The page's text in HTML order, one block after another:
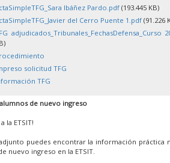
Ibáñez Pardo.pdf (193.445 KB)
del Cerro Puente 1.pdf (91.226
adjudicados_Tribunales_FechasDefensa_Curso
solicitud TFG
TFG
de nuevo ingreso
la ETSIT!
puedes encontrar la información práctica
nuevo ingreso en la ETSIT.